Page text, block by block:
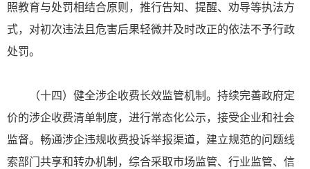
照教育与处罚相结合原则，推行告知、提醒、劝导等执法方
式，对初次违法且危害后果轻微并及时改正的依法不予行政
处罚。
（十四）健全涉企收费长效监管机制。持续完善政府定
价的涉企收费清单制度，进行常态化公示，接受企业和社会
监督。畅通涉企违规收费投诉举报渠道，建立规范的问题线
索部门共享和转办机制，综合采取市场监管、行业监管、信